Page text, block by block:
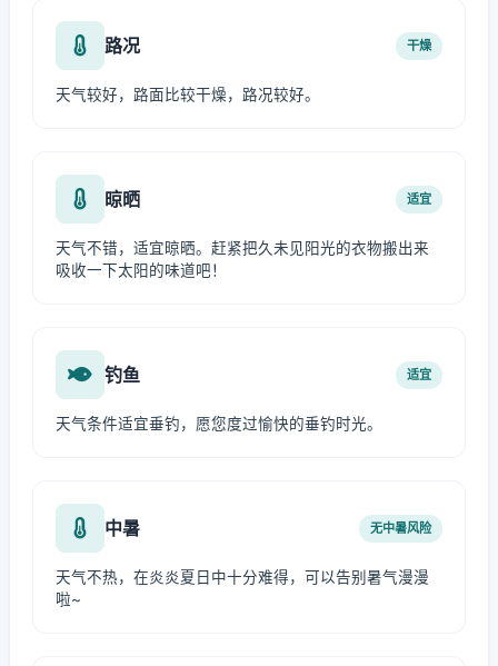
路况 干燥
天气较好，路面比较干燥，路况较好。
晾晒 适宜
天气不错，适宜晾晒。赶紧把久未见阳光的衣物搬出来
吸收一下太阳的味道吧！
钓鱼 适宜
天气条件适宜垂钓，愿您度过愉快的垂钓时光。
中暑 无中暑风险
天气不热，在炎炎夏日中十分难得，可以告别暑气漫漫
啦~